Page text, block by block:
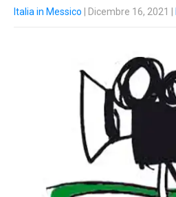
Italia in Messico | Dicembre 16, 2021